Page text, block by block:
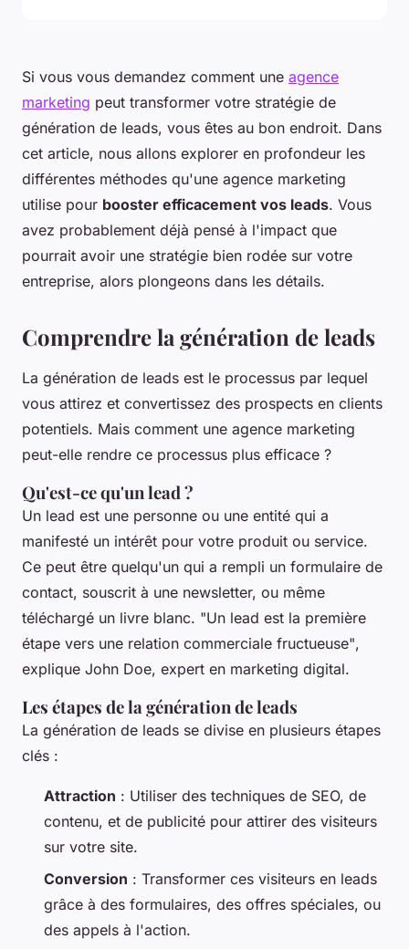
Si vous vous demandez comment une agence
marketing peut transformer votre stratégie de
génération de leads, vous êtes au bon endroit. Dans
cet article, nous allons explorer en profondeur les
différentes méthodes qu'une agence marketing
utilise pour booster efficacement vos leads. Vous
avez probablement déjà pensé à l'impact que
pourrait avoir une stratégie bien rodée sur votre
entreprise, alors plongeons dans les détails.
Comprendre la génération de leads
La génération de leads est le processus par lequel
vous attirez et convertissez des prospects en clients
potentiels. Mais comment une agence marketing
peut-elle rendre ce processus plus efficace ?
Qu'est-ce qu'un lead ?
Un lead est une personne ou une entité qui a
manifesté un intérêt pour votre produit ou service.
Ce peut être quelqu'un qui a rempli un formulaire de
contact, souscrit à une newsletter, ou même
téléchargé un livre blanc. "Un lead est la première
étape vers une relation commerciale fructueuse",
explique John Doe, expert en marketing digital.
Les étapes de la génération de leads
La génération de leads se divise en plusieurs étapes
clés :
Attraction : Utiliser des techniques de SEO, de
contenu, et de publicité pour attirer des visiteurs
sur votre site.
Conversion : Transformer ces visiteurs en leads
grâce à des formulaires, des offres spéciales, ou
des appels à l'action.